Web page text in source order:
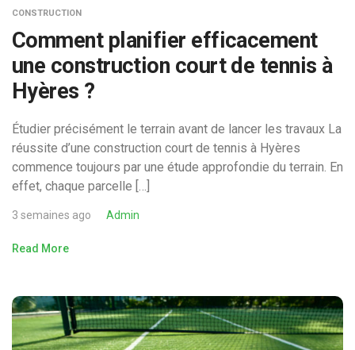
CONSTRUCTION
Comment planifier efficacement
une construction court de tennis à
Hyères ?
Étudier précisément le terrain avant de lancer les travaux La
réussite d’une construction court de tennis à Hyères
commence toujours par une étude approfondie du terrain. En
effet, chaque parcelle […]
3 semaines ago Admin
Read More